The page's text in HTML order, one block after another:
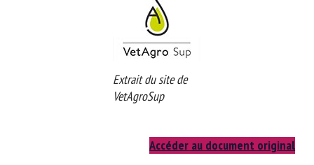
Extrait du site de
VetAgroSup
Accéder au document original